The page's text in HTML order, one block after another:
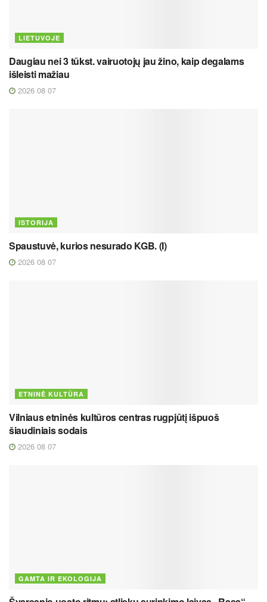
LIETUVOJE
Daugiau nei 3 tūkst. vairuotojų jau žino, kaip degalams
išleisti mažiau
2026 08 07
ISTORIJA
Spaustuvė, kurios nesurado KGB. (I)
2026 08 07
ETNINĖ KULTŪRA
Vilniaus etninės kultūros centras rugpjūtį išpuoš
šiaudiniais sodais
2026 08 07
GAMTA IR EKOLOGIJA